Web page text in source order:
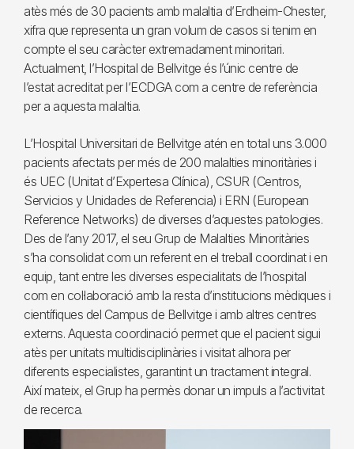
atès més de 30 pacients amb malaltia d’Erdheim-Chester,
xifra que representa un gran volum de casos si tenim en
compte el seu caràcter extremadament minoritari.
Actualment, l’Hospital de Bellvitge és l’únic centre de
l’estat acreditat per l’ECDGA com a centre de referència
per a aquesta malaltia.
L’Hospital Universitari de Bellvitge atén en total uns 3.000
pacients afectats per més de 200 malalties minoritàries i
és UEC (Unitat d’Expertesa Clínica), CSUR (Centros,
Servicios y Unidades de Referencia) i ERN (European
Reference Networks) de diverses d’aquestes patologies.
Des de l’any 2017, el seu Grup de Malalties Minoritàries
s’ha consolidat com un referent en el treball coordinat i en
equip, tant entre les diverses especialitats de l’hospital
com en col·laboració amb la resta d’institucions mèdiques i
científiques del Campus de Bellvitge i amb altres centres
externs. Aquesta coordinació permet que el pacient sigui
atès per unitats multidisciplinàries i visitat alhora per
diferents especialistes, garantint un tractament integral.
Així mateix, el Grup ha permès donar un impuls a l’activitat
de recerca.